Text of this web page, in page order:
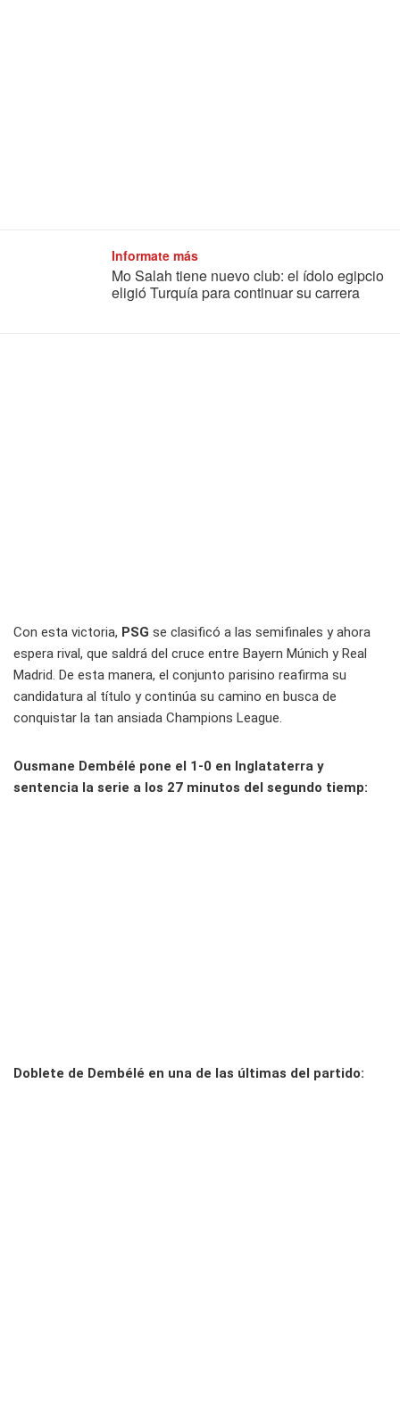
Informate más
Mo Salah tiene nuevo club: el ídolo egipcio
eligió Turquía para continuar su carrera
Con esta victoria, PSG se clasificó a las semifinales y ahora
espera rival, que saldrá del cruce entre Bayern Múnich y Real
Madrid. De esta manera, el conjunto parisino reafirma su
candidatura al título y continúa su camino en busca de
conquistar la tan ansiada Champions League.
Ousmane Dembélé pone el 1-0 en Inglataterra y
sentencia la serie a los 27 minutos del segundo tiemp:
Doblete de Dembélé en una de las últimas del partido: